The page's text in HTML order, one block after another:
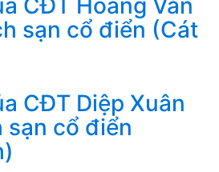
CĐT Hoàng Văn
sạn cổ điển (Cát
CĐT Diệp Xuân
sạn cổ điển